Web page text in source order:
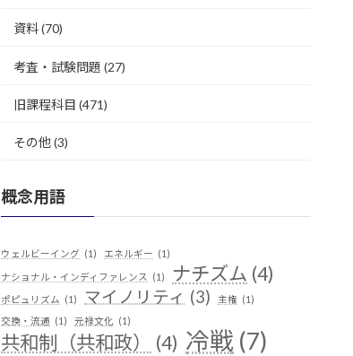
資料(70)
考査・試験問題 (27)
旧課程科目 (471)
その他(3)
概念用語
ウェルビーイング (1) エネルギー (1)
ナショナル・インディファレンス
(1) ナチズム (4)
ポピュリズム (1) マイノリティ (3) 主権 (1)
交換・流通 (1) 元禄文化 (1)
共和制（共和政） (4) 冷戦 (7)